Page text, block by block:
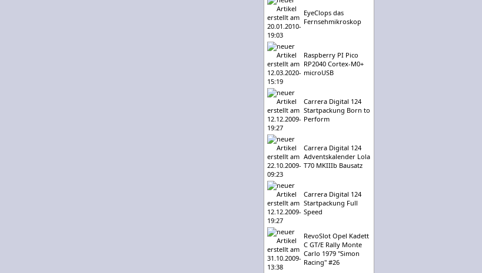
EyeClops das
Fernsehmikroskop
Raspberry PI Pico
RP2040 Cortex-M0+
microUSB
Carrera Digital 124
Startpackung Born to
Perform
Carrera Digital 124
Adventskalender Lola
T70 MKIIIb Bausatz
Carrera Digital 124
Startpackung Full
Speed
RevoSlot Opel Kadett
C GT/E Rally Monte
Carlo 1979 "Simon
Racing" #26